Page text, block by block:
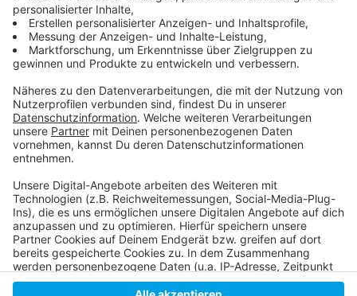
Aus der Umweltspuren - Stadt zieht positive Bilanz
Baustart für Radweg an Ex-Umweltspur
Staustatistik aus dem letzten Jahr
Anzeige
Anzeige